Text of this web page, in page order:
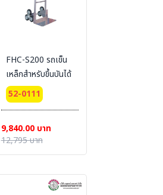
FHC-S200 รถเข็น
เหล็กสำหรับขึ้นบันได้
52-0111
9,840.00 บาท
12,795 บาท